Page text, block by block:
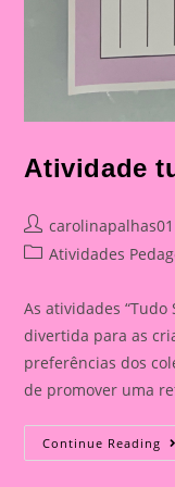
Atividade
Post
author:
carolinapalhas01
PostAtividades
As atividades
divertida para as
preferências dos
de promover uma
Continue Reading